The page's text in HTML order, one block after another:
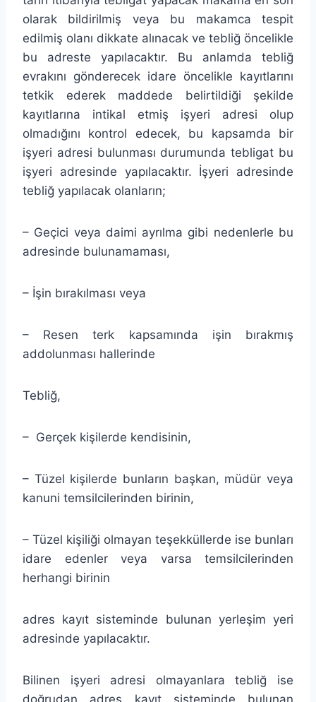
olarak bildirilmiş veya bu makamca tespit
edilmiş olanı dikkate alınacak ve tebliğ öncelikle
bu adreste yapılacaktır. Bu anlamda tebliğ
evrakını gönderecek idare öncelikle kayıtlarını
tetkik ederek maddede belirtildiği şekilde
kayıtlarına intikal etmiş işyeri adresi olup
olmadığını kontrol edecek, bu kapsamda bir
işyeri adresi bulunması durumunda tebligat bu
işyeri adresinde yapılacaktır. İşyeri adresinde
tebliğ yapılacak olanların;
– Geçici veya daimi ayrılma gibi nedenlerle bu
adresinde bulunamaması,
– İşin bırakılması veya
– Resen terk kapsamında işin bırakmış
addolunması hallerinde
Tebliğ,
– Gerçek kişilerde kendisinin,
– Tüzel kişilerde bunların başkan, müdür veya
kanuni temsilcilerinden birinin,
– Tüzel kişiliği olmayan teşekküllerde ise bunları
idare edenler veya varsa temsilcilerinden
herhangi birinin
adres kayıt sisteminde bulunan yerleşim yeri
adresinde yapılacaktır.
Bilinen işyeri adresi olmayanlara tebliğ ise
doğrudan adres kayıt sisteminde bulunan